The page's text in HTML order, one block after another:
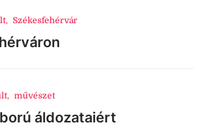
, Székesfehérvár
, művészet
áldozataiért